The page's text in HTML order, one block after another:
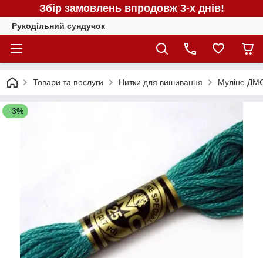
Збір замовлень впродовж 3-х днів!
Рукодільний сундучок
Товари та послуги Нитки для вишивання Муліне
–3%